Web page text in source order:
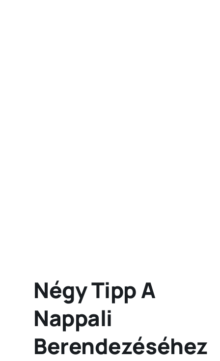
Négy Tipp A
Nappali
Berendezéséhez